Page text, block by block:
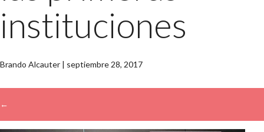
instituciones
Brando Alcauter | septiembre 28, 2017
←